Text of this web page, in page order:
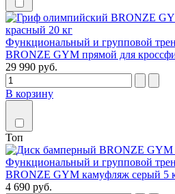
Функциональный и групповой
BRONZE GYM прямой для
29 990 руб.
В корзину
Топ
Функциональный и групповой
BRONZE GYM камуфляж серый 5
4 690 руб.